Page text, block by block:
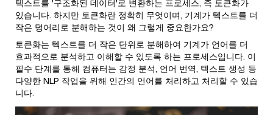
텍스트를 '구조화된 데이터'로 변환하는 프로세스, 즉 토큰화가
있습니다. 하지만 토큰화란 정확히 무엇이며, 기계가 텍스트를 더
작은 덩어리로 분해하는 것이 왜 그렇게 중요한가요?
토큰화는 텍스트를 더 작은 단위로 분해하여 기계가 언어를 더
효과적으로 분석하고 이해할 수 있도록 하는 프로세스입니다. 이
필수 단계를 통해 컴퓨터는 감정 분석, 언어 번역, 텍스트 생성 등
다양한 NLP 작업을 위해 인간의 언어를 처리하고 처리할 수 있습
니다.